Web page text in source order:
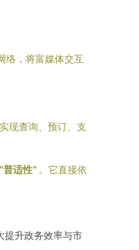
络，将富媒体交互
现查询、预订、支
普适性” 。它直接依
提升政务效率与市